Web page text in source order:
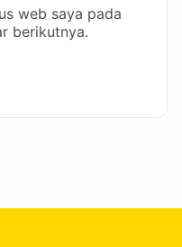
web saya pada
berikutnya.